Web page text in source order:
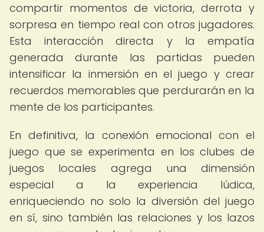
compartir momentos de victoria, derrota y
sorpresa en tiempo real con otros jugadores.
Esta interacción directa y la empatía
generada durante las partidas pueden
intensificar la inmersión en el juego y crear
recuerdos memorables que perdurarán en la
mente de los participantes.
En definitiva, la conexión emocional con el
juego que se experimenta en los clubes de
juegos locales agrega una dimensión
especial a la experiencia lúdica,
enriqueciendo no solo la diversión del juego
en sí, sino también las relaciones y los lazos